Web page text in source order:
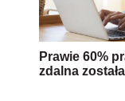
Prawie 60%
zdalna